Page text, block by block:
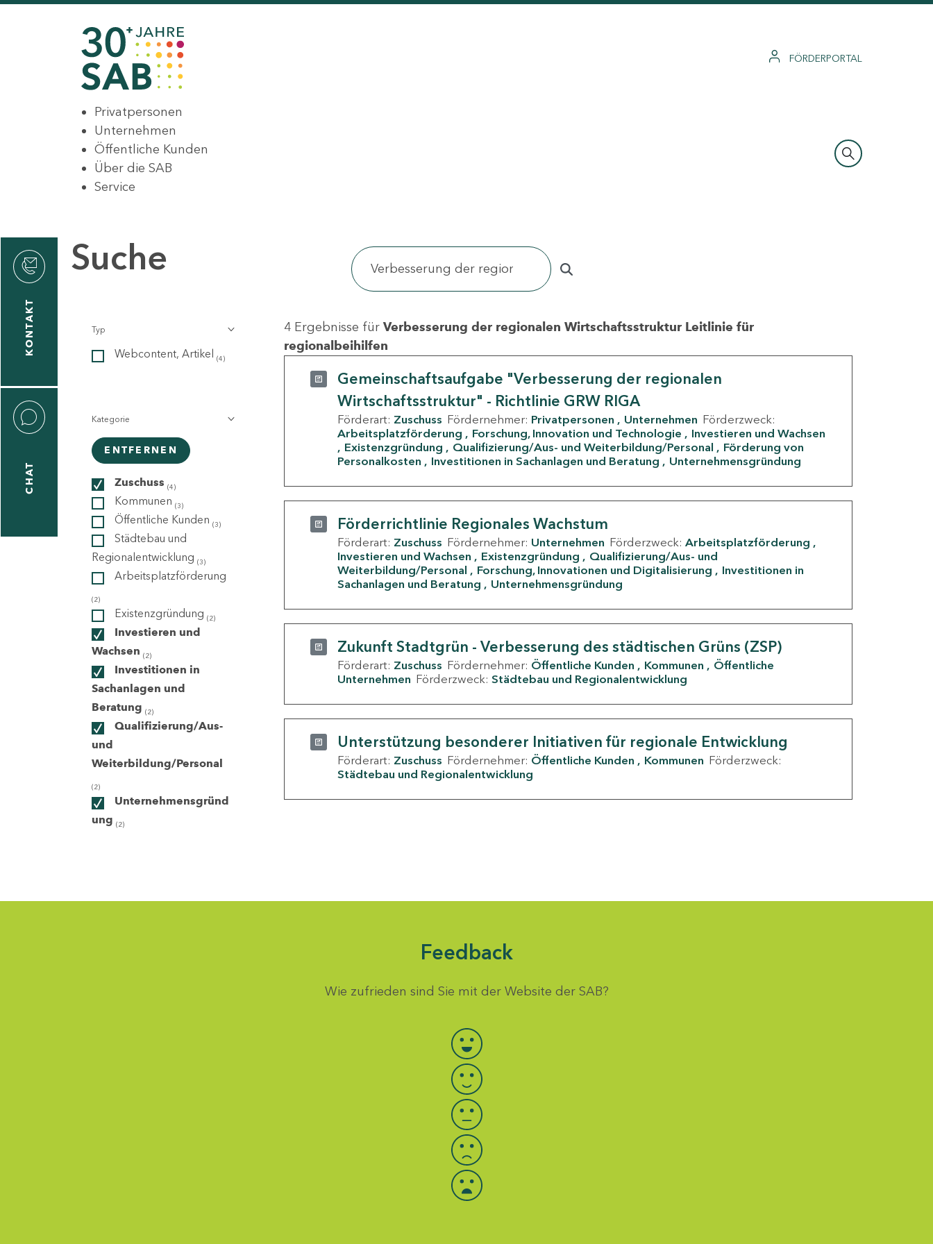
FÖRDERPORTAL
Privatpersonen
Unternehmen
Öffentliche Kunden
Über die SAB
Service
KONTAKT
CHAT
Suche
Typ
Webcontent, Artikel (4)
Kategorie
ENTFERNEN
Zuschuss (4)
Kommunen (3)
Öffentliche Kunden (3)
Städtebau und
Regionalentwicklung (3)
Arbeitsplatzförderung
(2)
Existenzgründung (2)
Investieren und
Wachsen (2)
Investitionen in
Sachanlagen und
Beratung (2)
Qualifizierung/Aus-
und
Weiterbildung/Personal
(2)
Unternehmensgründ
ung (2)
4 Ergebnisse für Verbesserung der regionalen Wirtschaftsstruktur Leitlinie für
regionalbeihilfen
Gemeinschaftsaufgabe "Verbesserung der regionalen
Wirtschaftsstruktur" - Richtlinie GRW RIGA
Förderart: Zuschuss Fördernehmer: Privatpersonen Unternehmen Förderzweck:
Arbeitsplatzförderung
Forschung, Innovation und Technologie
Investieren und Wachsen
Existenzgründung
Qualifizierung/Aus- und Weiterbildung/Personal
Förderung von
Personalkosten
Investitionen in Sachanlagen und Beratung Unternehmensgründung
Förderrichtlinie Regionales Wachstum
Förderart: Zuschuss Fördernehmer: Unternehmen Förderzweck: Arbeitsplatzförderung
Investieren und Wachsen
Existenzgründung
Qualifizierung/Aus- und
Weiterbildung/Personal
Forschung, Innovationen und Digitalisierung
Investitionen in
Sachanlagen und Beratung
Unternehmensgründung
Zukunft Stadtgrün - Verbesserung des städtischen Grüns (ZSP)
Förderart: Zuschuss Fördernehmer: Öffentliche Kunden Kommunen
Öffentliche
Unternehmen Förderzweck: Städtebau und Regionalentwicklung
Unterstützung besonderer Initiativen für regionale Entwicklung
Förderart: Zuschuss Fördernehmer: Öffentliche Kunden Kommunen Förderzweck:
Städtebau und Regionalentwicklung
Feedback
Wie zufrieden sind Sie mit der Website der SAB?
Bewertung auswählen